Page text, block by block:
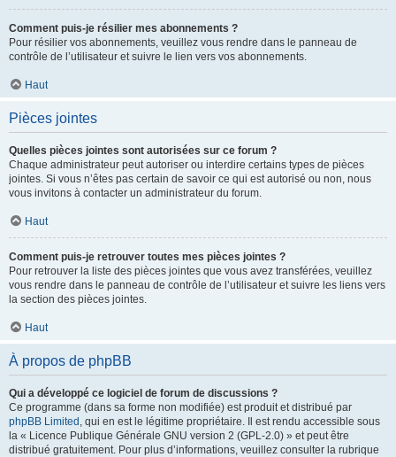
Comment puis-je résilier mes abonnements ?
Pour résilier vos abonnements, veuillez vous rendre dans le panneau de
contrôle de l’utilisateur et suivre le lien vers vos abonnements.
Haut
Pièces jointes
Quelles pièces jointes sont autorisées sur ce forum ?
Chaque administrateur peut autoriser ou interdire certains types de pièces
jointes. Si vous n’êtes pas certain de savoir ce qui est autorisé ou non, nous
vous invitons à contacter un administrateur du forum.
Haut
Comment puis-je retrouver toutes mes pièces jointes ?
Pour retrouver la liste des pièces jointes que vous avez transférées, veuillez
vous rendre dans le panneau de contrôle de l’utilisateur et suivre les liens vers
la section des pièces jointes.
Haut
À propos de phpBB
Qui a développé ce logiciel de forum de discussions ?
Ce programme (dans sa forme non modifiée) est produit et distribué par
phpBB Limited , qui en est le légitime propriétaire. Il est rendu accessible sous
la « Licence Publique Générale GNU version 2 (GPL-2.0) » et peut être
distribué gratuitement. Pour plus d’informations, veuillez consulter la rubrique